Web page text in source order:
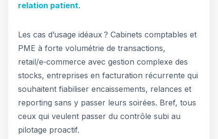
relation patient.
Les cas d’usage idéaux ? Cabinets comptables et
PME à forte volumétrie de transactions,
retail/e‑commerce avec gestion complexe des
stocks, entreprises en facturation récurrente qui
souhaitent fiabiliser encaissements, relances et
reporting sans y passer leurs soirées. Bref, tous
ceux qui veulent passer du contrôle subi au
pilotage proactif.